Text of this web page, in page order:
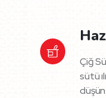
Çiğ
sütü